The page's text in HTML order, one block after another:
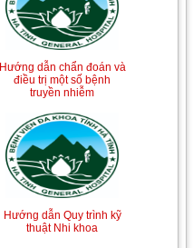
Hướng dẫn chẩn đoán và
điều trị một số bệnh
truyền nhiễm
Hướng dẫn Quy trình kỹ
thuật Nhi khoa